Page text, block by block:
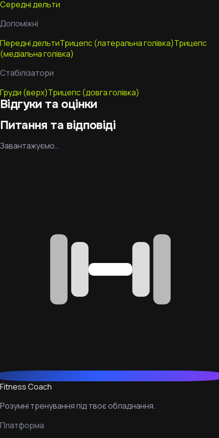
Середні дельти
Допоміжні
Передні дельтиТрицепс (латеральна голівка)Трицепс
(медіальна голівка)
Стабілізатори
Груди (верх)Трицепс (довга голівка)
Відгуки та оцінки
Питання та відповіді
Завантажуємо…
Fitness Coach
Розумні тренування під твоє обладнання.
Платформа